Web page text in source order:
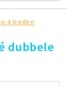
4 treden
dubbele